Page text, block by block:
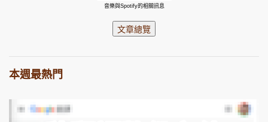
音樂與Spotify的相關訊息
本週最熱門